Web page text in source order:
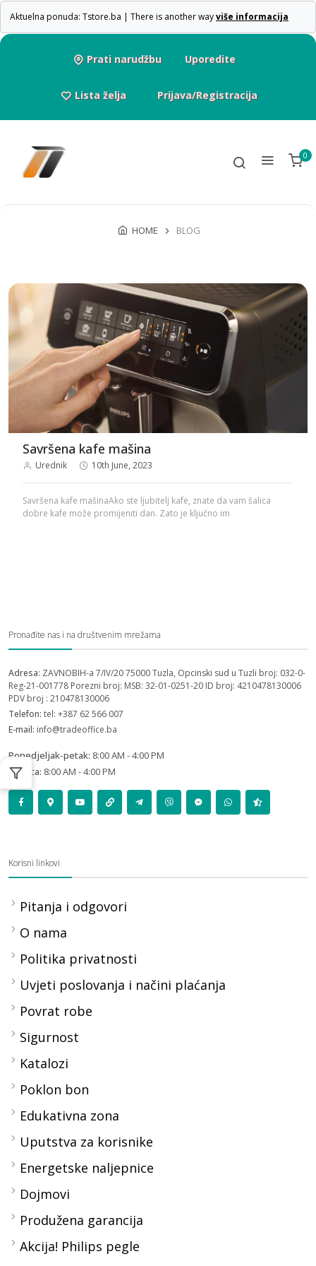
Aktuelna ponuda: Tstore.ba | There is another wayviše informacija
Prati narudžbu Uporedite
Lista želja Prijava/Registracija
0
HOME BLOG
Savršena kafe mašina
Urednik 10th June, 2023
Savršena kafe mašinaAko ste ljubitelj kafe, znate da vam šalica
dobre kafe može promijeniti dan. Zato je ključno im
Pronađite nas i na društvenim mrežama
Adresa: ZAVNOBIH-a 7/IV/20 75000 Tuzla, Opcinski sud u Tuzli broj: 032-0-
Reg-21-001778 Porezni broj: MSB: 32-01-0251-20 ID broj: 4210478130006
PDV broj : 210478130006
Telefon: tel: +387 62 566 007
E-mail: info@tradeoffice.ba
Ponedjeljak-petak: 8:00 AM - 4:00 PM
Subota: 8:00 AM - 4:00 PM
Korisni linkovi
Pitanja i odgovori
O nama
Politika privatnosti
Uvjeti poslovanja i načini plaćanja
Povrat robe
Sigurnost
Katalozi
Poklon bon
Edukativna zona
Uputstva za korisnike
Energetske naljepnice
Dojmovi
Produžena garancija
Akcija! Philips pegle